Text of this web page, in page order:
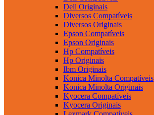
Dell Originais
Diversos Compatíveis
Diversos Originais
Epson Compatíveis
Epson Originais
Hp Compatíveis
Hp Originais
Ibm Originais
Konica Minolta Compatíveis
Konica Minolta Originais
Kyocera Compatíveis
Kyocera Originais